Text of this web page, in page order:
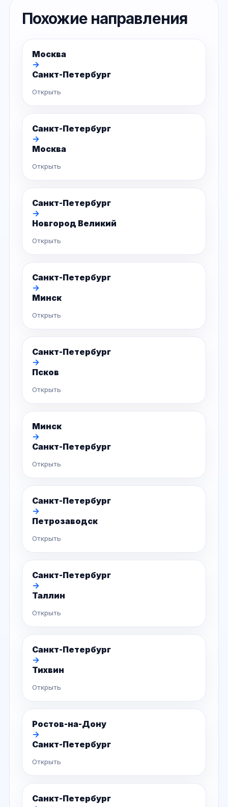
Похожие направления
Москва
→
Санкт-Петербург
Открыть
Санкт-Петербург
→
Москва
Открыть
Санкт-Петербург
→
Новгород Великий
Открыть
Санкт-Петербург
→
Минск
Открыть
Санкт-Петербург
→
Псков
Открыть
Минск
→
Санкт-Петербург
Открыть
Санкт-Петербург
→
Петрозаводск
Открыть
Санкт-Петербург
→
Таллин
Открыть
Санкт-Петербург
→
Тихвин
Открыть
Ростов-на-Дону
→
Санкт-Петербург
Открыть
Санкт-Петербург